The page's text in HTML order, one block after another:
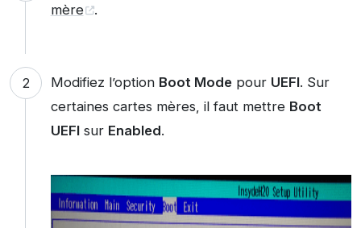
mère
.
Modifiez l’option Boot Modepour UEFI. Sur
certaines cartes mères, il faut mettre Boot
UEFIsur Enabled.